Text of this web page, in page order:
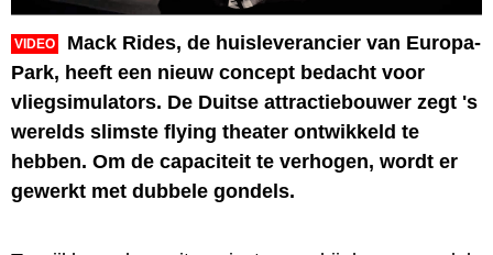
VIDEO
Mack Rides, de huisleverancier van Europa-
Park, heeft een nieuw concept bedacht voor
vliegsimulators. De Duitse attractiebouwer zegt 's
werelds slimste flying theater ontwikkeld te
hebben. Om de capaciteit te verhogen, wordt er
gewerkt met dubbele gondels.